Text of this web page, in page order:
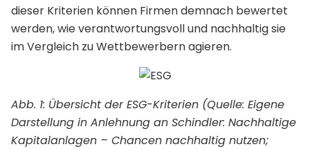
dieser Kriterien können Firmen demnach bewertet
werden, wie verantwortungsvoll und nachhaltig sie
im Vergleich zu Wettbewerbern agieren.
Abb. 1: Übersicht der ESG-Kriterien (Quelle: Eigene
Darstellung in Anlehnung an Schindler: Nachhaltige
Kapitalanlagen – Chancen nachhaltig nutzen;